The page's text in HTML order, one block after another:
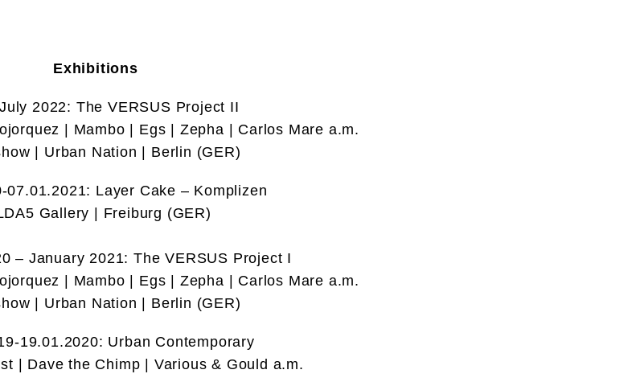
Exhibitions
2022: The VERSUS Project II
| Mambo | Egs | Zepha | Carlos Mare a.m.
| Urban Nation | Berlin (GER)
07.01.2021: Layer Cake – Komplizen
Gallery | Freiburg (GER)
– January 2021: The VERSUS Project I
| Mambo | Egs | Zepha | Carlos Mare a.m.
| Urban Nation | Berlin (GER)
19.01.2020: Urban Contemporary
| Dave the Chimp | Various & Gould a.m.